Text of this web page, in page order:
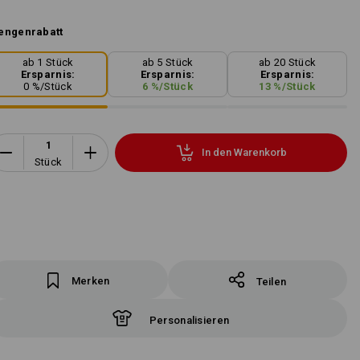
ab 1 Stück
Ersparnis:
0 %/Stück
ab 5 Stück
Ersparnis:
6 %/Stück
ab 20 Stück
Ersparnis:
13 %/Stück
Stück
In den Warenkorb
Merken Teilen
Personalisieren